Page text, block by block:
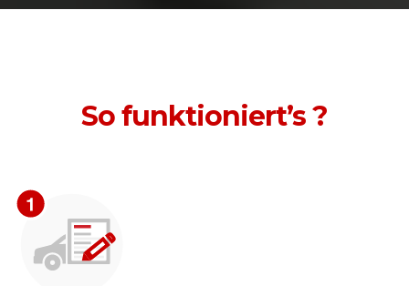
So funktioniert’s ?